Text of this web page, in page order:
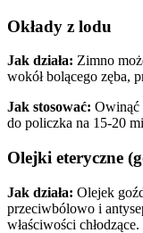
Okłady z lodu
Jak działa: Zimno
wokół bolącego zęba,
Jak stosować: Owinąć
do policzka na 15-20
Olejki eteryczne
Jak działa: Olejek
przeciwbólowo i
właściwości chłodzące.